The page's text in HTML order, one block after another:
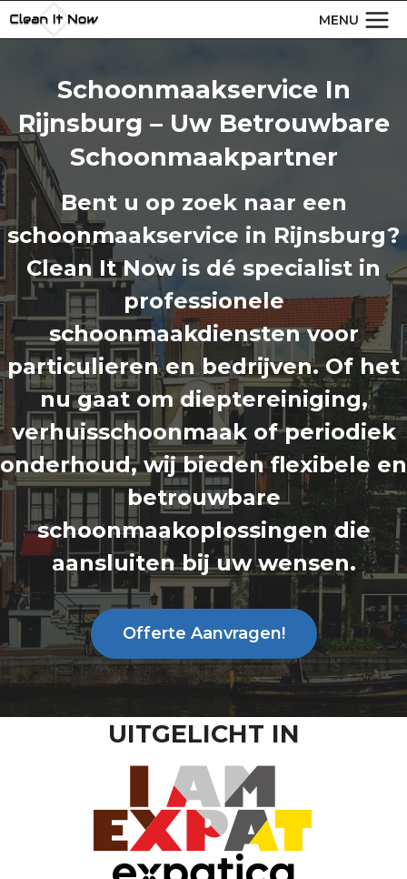
Doorgaan
naar
MENU
Schoonmaakservice In
Rijnsburg – Uw Betrouwbare
Schoonmaakpartner
Bent u op zoek naar een
schoonmaakservice in Rijnsburg?
Clean It Now is dé specialist in
professionele
schoonmaakdiensten voor
particulieren en bedrijven. Of het
nu gaat om dieptereiniging,
verhuisschoonmaak of periodiek
onderhoud, wij bieden flexibele en
betrouwbare
schoonmaakoplossingen die
aansluiten bij uw wensen.
Offerte Aanvragen!
UITGELICHT IN